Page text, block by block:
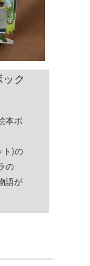
ク
本ボ
ト)の
の
語が